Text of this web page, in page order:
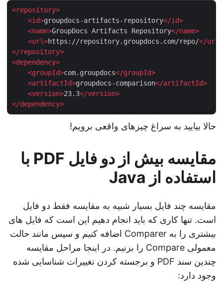
<repository
<id>groupdocs-artifacts-repository</id
<name>GroupDocs Artifacts Repository</name
<url>https://repository.groupdocs.com/repo/</
</repository
<dependency
<groupId>com.groupdocs</groupId
<artifactId>groupdocs-comparison</artifactId
<version>23.3</version
</dependency
حالا بیایید به سراغ چیزهای واقعی برویم!
مقایسه بیش از دو فایل PDF با
استفاده از Java
مقایسه چند فایل بسیار شبیه به مقایسه فقط دو فایل
است. تنها کاری که باید انجام دهیم این است که فایل های
بیشتری را به Comparer اضافه کنیم و سپس مانند حالت
معمولی Compare را بزنیم. در اینجا مراحل مقایسه
چندین سند PDF و برجسته کردن تغییرات شناسایی شده
وجود دارد: